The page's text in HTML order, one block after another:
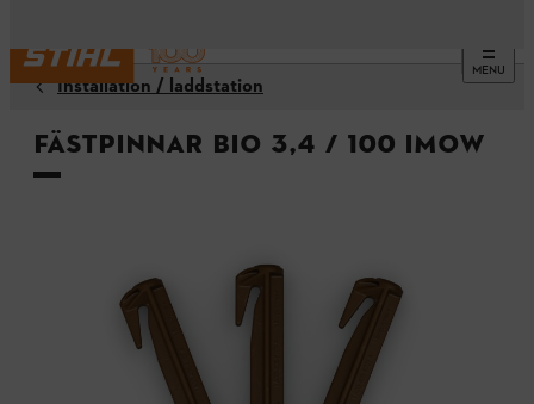
MENU
Installation / laddstation
Fästpinnar BIO 3,4 / 100 iMOW